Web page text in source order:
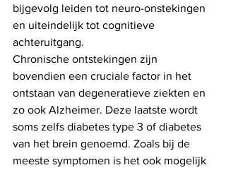
bijgevolg leiden tot neuro-onstekingen
en uiteindelijk tot cognitieve
achteruitgang.
Chronische ontstekingen zijn
bovendien een cruciale factor in het
ontstaan van degeneratieve ziekten en
zo ook Alzheimer. Deze laatste wordt
soms zelfs diabetes type 3 of diabetes
van het brein genoemd. Zoals bij de
meeste symptomen is het ook mogelijk